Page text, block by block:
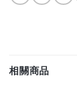
相關商品